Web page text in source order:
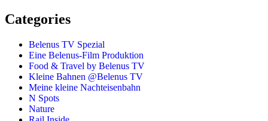
Categories
Belenus TV Spezial
Eine Belenus-Film Produktion
Food & Travel by Belenus TV
Kleine Bahnen @Belenus TV
Meine kleine Nachteisenbahn
N Spots
Nature